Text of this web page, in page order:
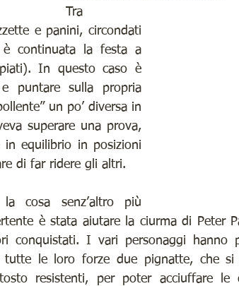
Tra
e panini, circondati
è continuata la festa a
In questo caso è
e puntare sulla propria
un po’ diversa in
superare una prova,
equilibrio in posizioni
di far ridere gli altri.
la cosa senz’altro più
è stata aiutare la ciurma di Peter
conquistati. I vari personaggi hanno
tutte le loro forze due pignatte, che si
resistenti, per poter acciuffare le